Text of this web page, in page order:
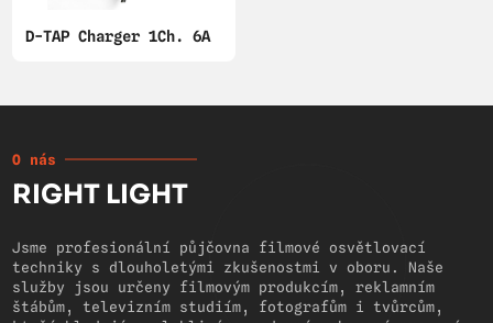
D-TAP Charger 1Ch. 6A
O nás
RIGHT LIGHT
Jsme profesionální půjčovna filmové osvětlovací
techniky s dlouholetými zkušenostmi v oboru. Naše
služby jsou určeny filmovým produkcím, reklamním
štábům, televizním studiím, fotografům i tvůrcům,